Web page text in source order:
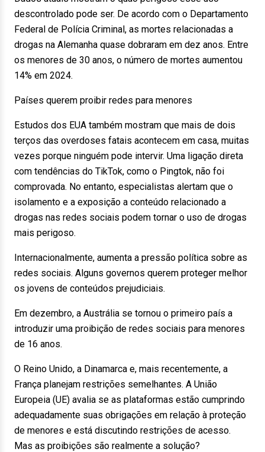
descontrolado pode ser. De acordo com o Departamento
Federal de Polícia Criminal, as mortes relacionadas a
drogas na Alemanha quase dobraram em dez anos. Entre
os menores de 30 anos, o número de mortes aumentou
14% em 2024.
Países querem proibir redes para menores
Estudos dos EUA também mostram que mais de dois
terços das overdoses fatais acontecem em casa, muitas
vezes porque ninguém pode intervir. Uma ligação direta
com tendências do TikTok, como o Pingtok, não foi
comprovada. No entanto, especialistas alertam que o
isolamento e a exposição a conteúdo relacionado a
drogas nas redes sociais podem tornar o uso de drogas
mais perigoso.
Internacionalmente, aumenta a pressão política sobre as
redes sociais. Alguns governos querem proteger melhor
os jovens de conteúdos prejudiciais.
Em dezembro, a Austrália se tornou o primeiro país a
introduzir uma proibição de redes sociais para menores
de 16 anos.
O Reino Unido, a Dinamarca e, mais recentemente, a
França planejam restrições semelhantes. A União
Europeia (UE) avalia se as plataformas estão cumprindo
adequadamente suas obrigações em relação à proteção
de menores e está discutindo restrições de acesso.
Mas as proibições são realmente a solução?